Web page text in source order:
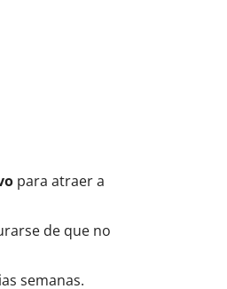
para atraer a
de que no
semanas.